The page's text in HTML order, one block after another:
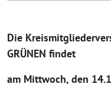
Die
GRÜNEN findet
am Mittwoch, den